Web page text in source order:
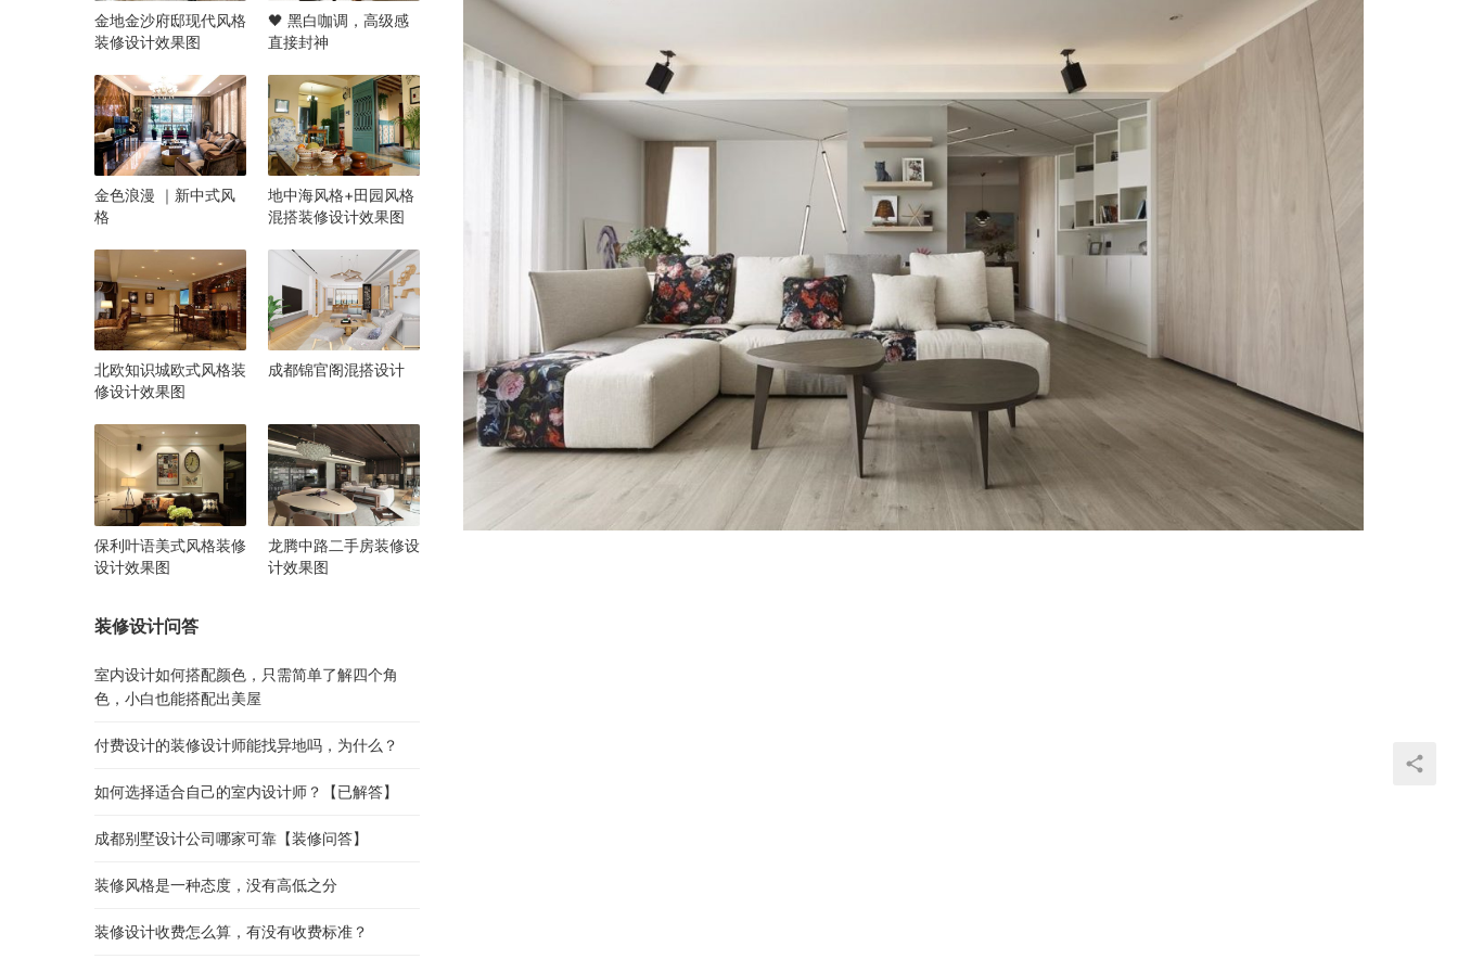
金地金沙府邸现代风格
装修设计效果图
🖤 黑白咖调，高级感
直接封神
金色浪漫 ｜新中式风
格
地中海风格+田园风格
混搭装修设计效果图
北欧知识城欧式风格装
修设计效果图
成都锦官阁混搭设计
保利叶语美式风格装修
设计效果图
龙腾中路二手房装修设
计效果图
装修设计问答
室内设计如何搭配颜色，只需简单了解四个角
色，小白也能搭配出美屋
付费设计的装修设计师能找异地吗，为什么？
如何选择适合自己的室内设计师？【已解答】
成都别墅设计公司哪家可靠【装修问答】
装修风格是一种态度，没有高低之分
装修设计收费怎么算，有没有收费标准？